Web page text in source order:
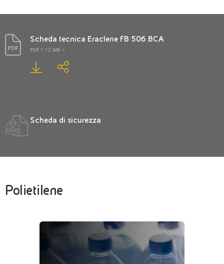
Scheda tecnica Eraclene FB 506 BCA
PDF 1.12 MB
Scheda di sicurezza
Polietilene